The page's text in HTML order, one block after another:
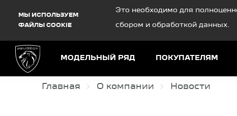
МЫ ИСПОЛЬЗУЕМ
ФАЙЛЫ COOKIE
Это необходимо для
сбором и обработкой данных.
МОДЕЛЬНЫЙ РЯД ПОКУПАТЕЛЯМ
Главная О компании Новости